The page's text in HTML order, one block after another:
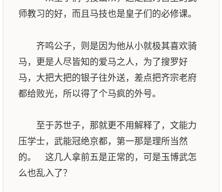
师教习的好，而且马技也是皇子们的必修课。
齐鸣公子，则是因为他从小就极其喜欢骑
马，更是人尽皆知的爱马之人，为了搜罗好
马，大把大把的银子往外送，差点把齐宗老府
都给败光，所以得了个马疯的外号。
至于苏世子，那就更不用解释了，文能力
压学士，武能冠绝京都，第一那是理所当然
的。 这几人拿前五是正常的，可是玉博武怎
么也乱入了？